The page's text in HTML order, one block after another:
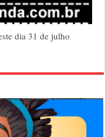
dia 31 de julho